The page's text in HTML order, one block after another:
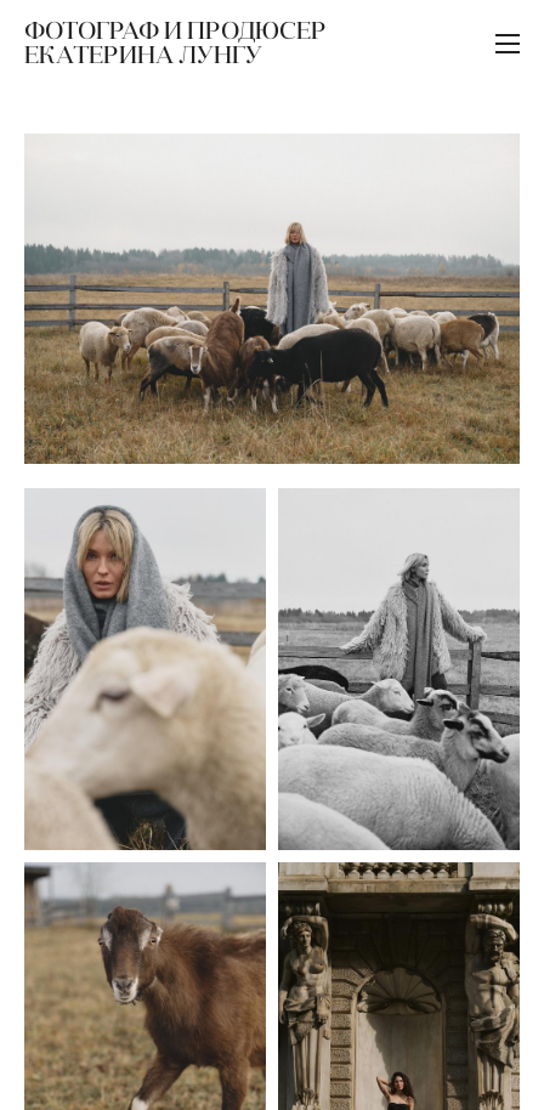
ФОТОГРАФ И ПРОДЮСЕР
ЕКАТЕРИНА ЛУНГУ